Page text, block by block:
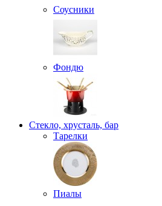
Соусники
Фондю
Стекло, хрусталь, бар
Тарелки
Пиалы